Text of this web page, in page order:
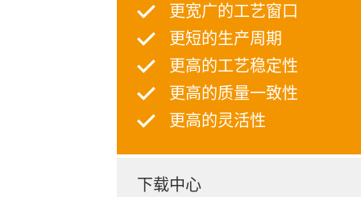
更宽广的工艺窗口
更短的生产周期
更高的工艺稳定性
更高的质量一致性
更高的灵活性
下载中心